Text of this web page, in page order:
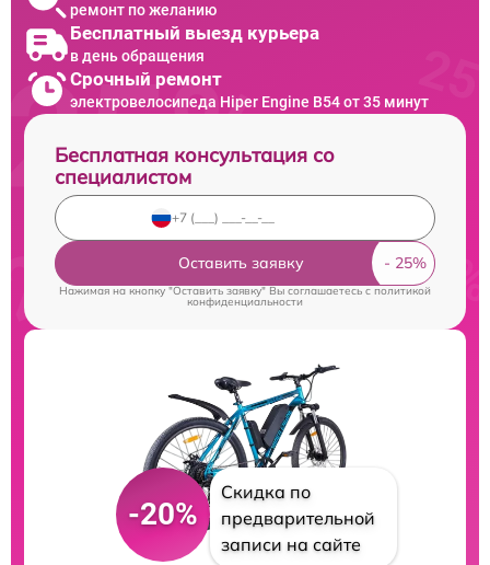
ремонт по желанию
Бесплатный выезд курьера
в день обращения
Срочный ремонт
электровелосипеда Hiper Engine B54 от 35 минут
Бесплатная консультация со
специалистом
Оставить заявку
Нажимая на кнопку "Оставить заявку" Вы соглашаетесь cполитикой
конфиденциальности
-20%
Скидка по
предварительной
записи на сайте